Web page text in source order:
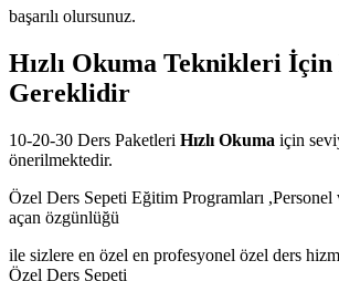
başarılı olursunuz.
Hızlı Okuma Teknikleri İçin
Gereklidir
10-20-30 Ders Paketleri Hızlı Okuma için
önerilmektedir.
Özel Ders Sepeti Eğitim Programları ,Personel
açan özgünlüğü
ile sizlere en özel en profesyonel özel ders
Özel Ders Sepeti